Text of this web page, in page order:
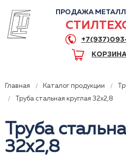
ПРОДАЖА
Главная Каталог продукции
Труба стальная круглая 32x2,8
Труба
32x2,8